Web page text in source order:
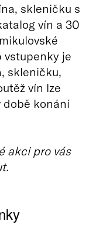
skleničku s
vín a 30
vstupenky je
skleničku,
vín lze
době konání
akci pro vás